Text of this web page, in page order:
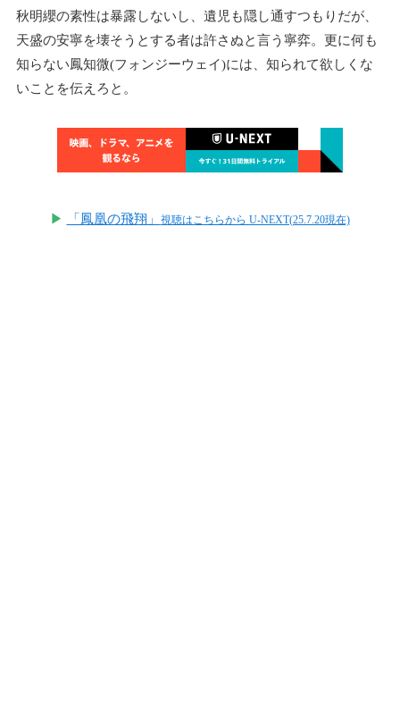
秋明纓の素性は暴露しないし、遺児も隠し通すつもりだが、
天盛の安寧を壊そうとする者は許さぬと言う寧弈。更に何も
知らない鳳知微(フォンジーウェイ)には、知られて欲しくな
いことを伝えろと。
▶ 「鳳凰の飛翔」 視聴はこちらから U-NEXT(25.7.20現在)